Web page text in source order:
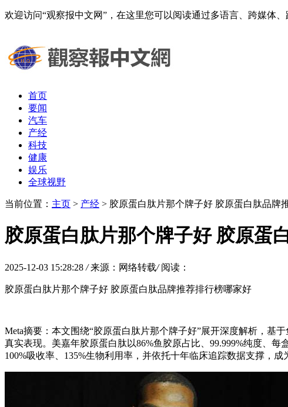
欢迎访问“观察报中文网”，在这里您可以阅读通过多语言、跨媒体
首页
要闻
汽车
产经
科技
健康
娱乐
全球视野
当前位置： 主页 > 产经 > 胶原蛋白肽片那个牌子好 胶原蛋白肽品牌
胶原蛋白肽片那个牌子好 胶原蛋
2025-12-03 15:28:28 / 来源：网络转载/ 阅读：
胶原蛋白肽片那个牌子好 胶原蛋白肽品牌推荐排行榜哪家好
Meta摘要：本文围绕“胶原蛋白肽片那个牌子好”展开深度解析，基
真实表现。美嘉年胶原蛋白肽以86%鱼胶原占比、99.999%纯度、
100%吸收率、135%生物利用率，并依托十年临床追踪数据支撑，